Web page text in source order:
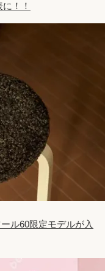
！！
ル60限定モデルが入